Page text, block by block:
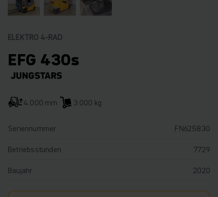
ELEKTRO 4-RAD
EFG 430s
4.000 mm 3.000 kg
Seriennummer
FN625830
Betriebsstunden
7729
Baujahr
2020